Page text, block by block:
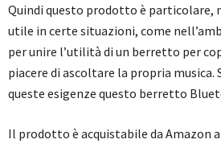
Quindi questo prodotto è particolare,
utile in certe situazioni, come
per unire l’utilità di un berretto per
piacere di ascoltare la propria musica.
queste esigenze questo berretto
Il prodotto è acquistabile da Amazon a